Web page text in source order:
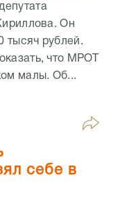
Он
тысяч рублей.
что МРОТ
малы. Об...
себе в